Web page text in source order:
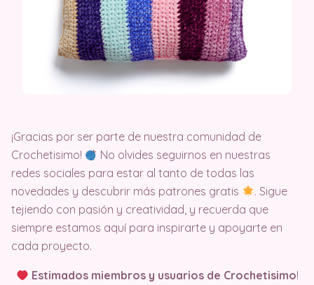
¡Gracias por ser parte de nuestra comunidad de
Crochetisimo!
No olvides seguirnos en nuestras
redes sociales para estar al tanto de todas las
novedades y descubrir más patrones gratis
. Sigue
tejiendo con pasión y creatividad, y recuerda que
siempre estamos aquí para inspirarte y apoyarte en
cada proyecto.
Estimados miembros y usuarios de Crochetisimo!